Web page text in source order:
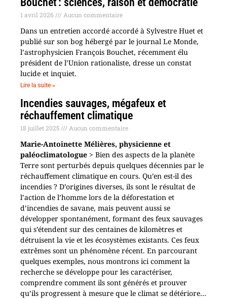
1 avril 2026 Aucun commentaire
Dans un entretien accordé accordé à Sylvestre Huet et
publié sur son bog hébergé par le journal Le Monde,
l’astrophysicien François Bouchet, récemment élu
président de l’Union rationaliste, dresse un constat
lucide et inquiet.
Lire la suite »
Incendies sauvages, mégafeux et
réchauffement climatique
18 juillet 2025 Aucun commentaire
Marie-Antoinette Mélières, physicienne et
paléoclimatologue > Bien des aspects de la planète
Terre sont perturbés depuis quelques décennies par le
réchauffement climatique en cours. Qu’en est-il des
incendies ? D’origines diverses, ils sont le résultat de
l’action de l’homme lors de la déforestation et
d’incendies de savane, mais peuvent aussi se
développer spontanément, formant des feux sauvages
qui s’étendent sur des centaines de kilomètres et
détruisent la vie et les écosystèmes existants. Ces feux
extrêmes sont un phénomène récent. En parcourant
quelques exemples, nous montrons ici comment la
recherche se développe pour les caractériser,
comprendre comment ils sont générés et prouver
qu’ils progressent à mesure que le climat se détériore…